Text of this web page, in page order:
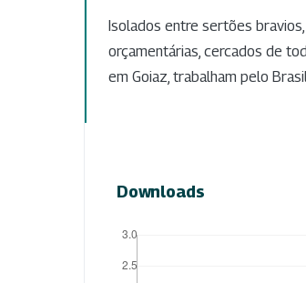
Isolados entre sertões
orçamentárias, cercados de
em Goiaz, trabalham pelo Brasil.
Downloads